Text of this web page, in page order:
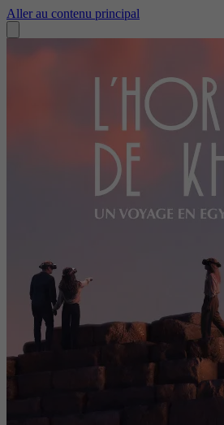
Aller au contenu principal